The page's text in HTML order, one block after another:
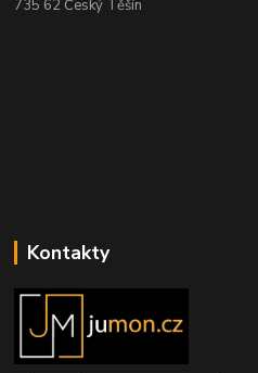
735 62 Český Těšín
Kontakty